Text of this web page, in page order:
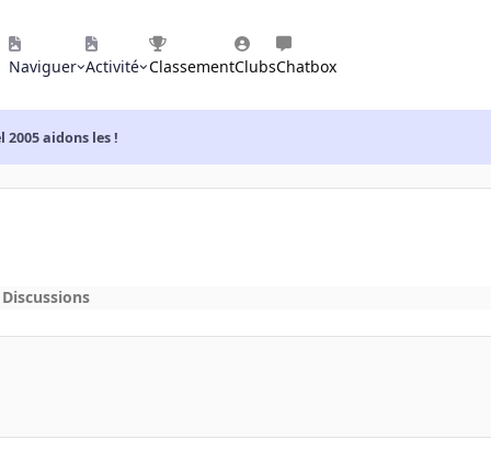
Naviguer Activité ClassementClubsChatbox
2005 aidons les !